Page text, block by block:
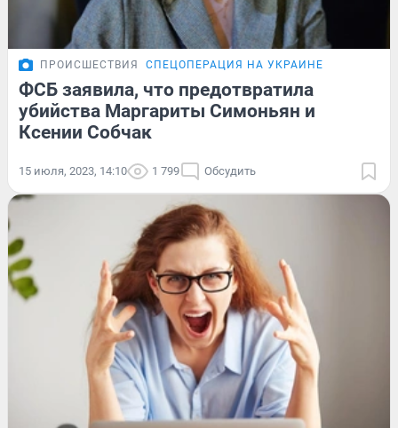
ПРОИСШЕСТВИЯ СПЕЦОПЕРАЦИЯ НА УКРАИНЕ
ФСБ заявила, что предотвратила
убийства Маргариты Симоньян и
Ксении Собчак
15 июля, 2023, 14:10 1 799 Обсудить